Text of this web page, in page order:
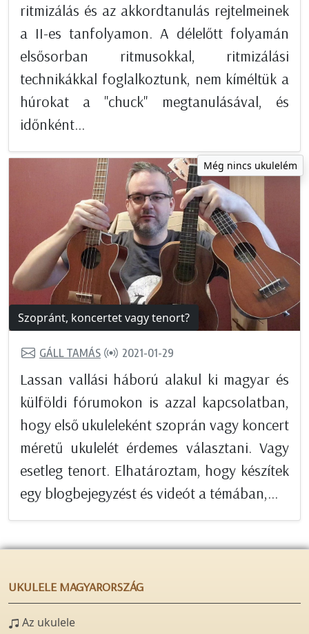
ritmizálás és az akkordtanulás rejtelmeinek
a II-es tanfolyamon. A délelőtt folyamán
elsősorban ritmusokkal, ritmizálási
technikákkal foglalkoztunk, nem kíméltük a
húrokat a "chuck" megtanulásával, és
időnként...
Még nincs ukulelém
Szopránt, koncertet vagy tenort?
GÁLL TAMÁS 2021-01-29
Lassan vallási háború alakul ki magyar és
külföldi fórumokon is azzal kapcsolatban,
hogy első ukuleleként szoprán vagy koncert
méretű ukulelét érdemes választani. Vagy
esetleg tenort. Elhatároztam, hogy készítek
egy blogbejegyzést és videót a témában,...
UKULELE MAGYARORSZÁG
Az ukulele